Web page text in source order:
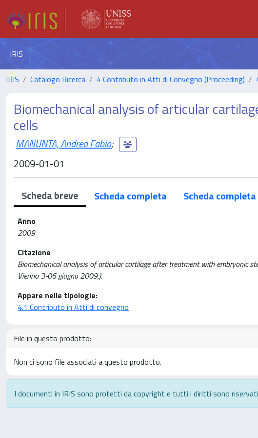
IRIS
IRIS Catalogo Ricerca 4 Contributo in Atti di Convegno (Proceeding)
Biomechanical analysis of articular
cells
MANUNTA, Andrea Fabio;
2009-01-01
Scheda breve Scheda completa Scheda completa
Anno
2009
Citazione
Biomechanical analysis of articular cartilage after treatment with embryonic
Vienna 3-06 giugno 2009,).
Appare nelle tipologie:
4.1 Contributo in Atti di convegno
File in questo prodotto:
Non ci sono file associati a questo prodotto.
I documenti in IRIS sono protetti da copyright e tutti i diritti sono